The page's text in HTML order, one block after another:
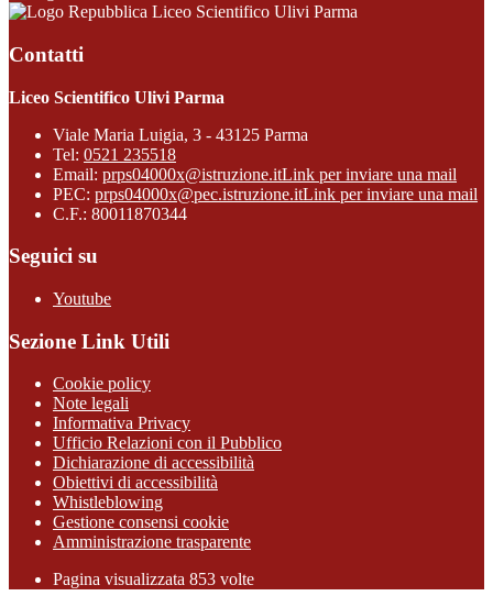
Liceo Scientifico Ulivi Parma
Contatti
Liceo Scientifico Ulivi Parma
Viale Maria Luigia, 3 - 43125 Parma
Tel: 0521 235518
Email: prps04000x@istruzione.itLink per inviare una mail
PEC: prps04000x@pec.istruzione.itLink per inviare una mail
C.F.: 80011870344
Seguici su
Youtube
Sezione Link Utili
Cookie policy
Note legali
Informativa Privacy
Ufficio Relazioni con il Pubblico
Dichiarazione di accessibilità
Obiettivi di accessibilità
Whistleblowing
Gestione consensi cookie
Amministrazione trasparente
Pagina visualizzata 853 volte